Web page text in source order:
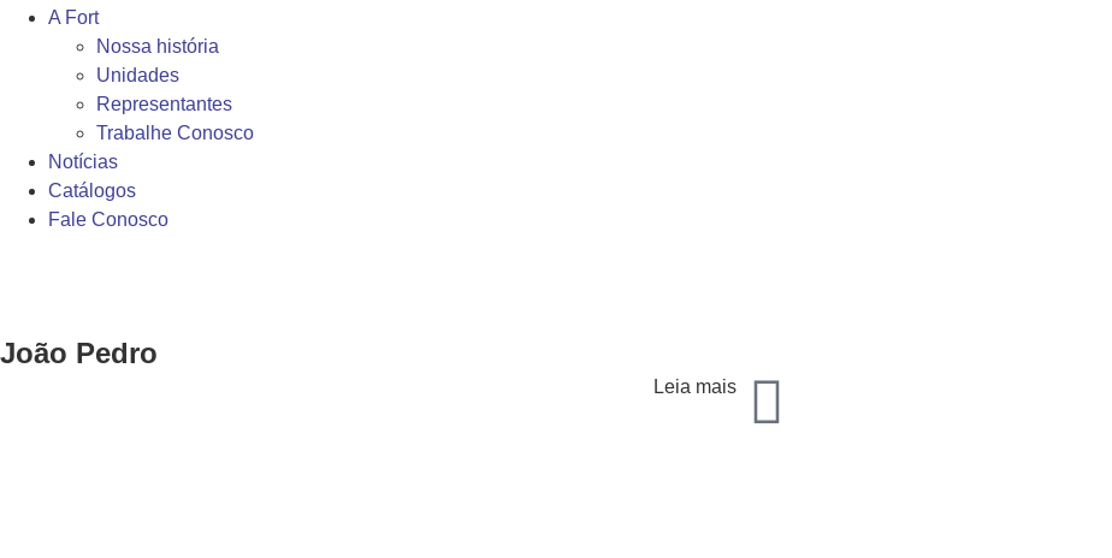
A Fort
Nossa história
Unidades
Representantes
Trabalhe Conosco
Notícias
Catálogos
Fale Conosco
João Pedro
Leia mais